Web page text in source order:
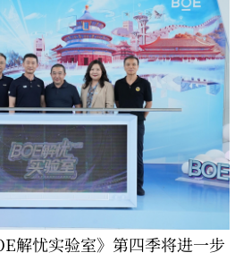
解忧实验室》第四季将进一步